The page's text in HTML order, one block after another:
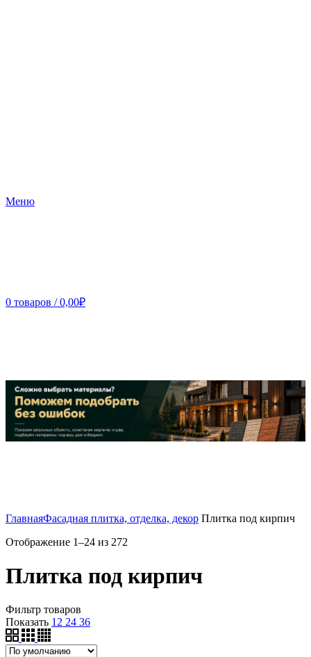
Меню
0 товаров / 0,00₽
ГлавнаяФасадная плитка, отделка, декор Плитка под кирпич
Отображение 1–24 из 272
Плитка под кирпич
Фильтр товаров
Показать 12 24 36